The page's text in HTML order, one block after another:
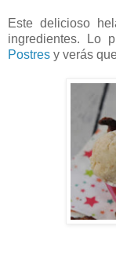
Este delicioso
ingredientes. Lo
Postres y verás